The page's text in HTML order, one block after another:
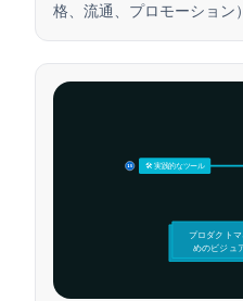
格、流通、プロモーション
🛠️ 実践的なツール
15
プロダクト
めのビジュ